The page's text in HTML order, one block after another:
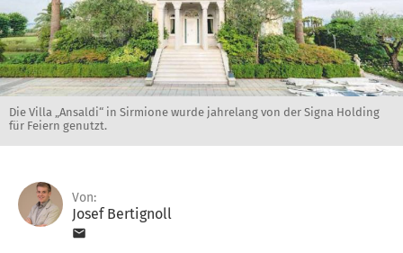
Die Villa „Ansaldi“ in Sirmione wurde jahrelang von der Signa Holding
für Feiern genutzt.
Von:
Josef Bertignoll